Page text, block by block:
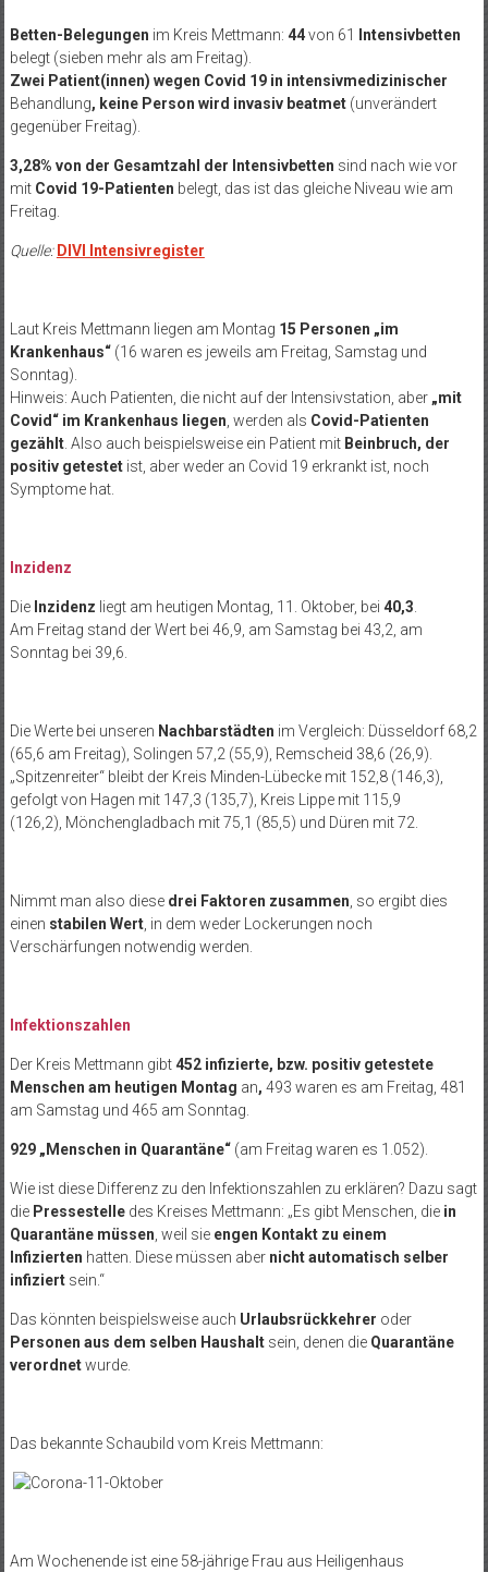
Betten-Belegungen im Kreis Mettmann: 44von 61 Intensivbetten
belegt (sieben mehr als am Freitag).
Zwei Patient(innen) wegen Covid 19 in intensivmedizinischer
Behandlung, keine Person wird invasiv beatmet(unverändert
gegenüber Freitag).
3,28% von der Gesamtzahl der Intensivbetten sind nach wie vor
mitCovid 19-Patienten belegt, das ist das gleiche Niveau wie am
Freitag.
Quelle: DIVI Intensivregister
Laut Kreis Mettmann liegen am Montag 15 Personen „im
Krankenhaus“ (16 waren es jeweils am Freitag, Samstag und
Sonntag).
Hinweis: Auch Patienten, die nicht auf der Intensivstation, aber „mit
Covid“ im Krankenhaus liegen , werden als Covid-Patienten
gezählt. Also auch beispielsweise ein Patient mit Beinbruch, der
positiv getestetist, aber weder an Covid 19 erkrankt ist, noch
Symptome hat.
Inzidenz
Die Inzidenz liegt am heutigen Montag, 11. Oktober, bei 40,3
Am Freitag stand der Wert bei 46,9, am Samstag bei 43,2, am
Sonntag bei 39,6.
Die Werte bei unseren Nachbarstädten im Vergleich: Düsseldorf 68,2
(65,6 am Freitag), Solingen 57,2 (55,9), Remscheid 38,6 (26,9).
„Spitzenreiter“ bleibt der Kreis Minden-Lübecke mit 152,8 (146,3),
gefolgt von Hagen mit 147,3 (135,7), Kreis Lippe mit 115,9
(126,2), Mönchengladbach mit 75,1 (85,5) und Düren mit 72.
Nimmt man also diese drei Faktoren zusammen , so ergibt dies
einen stabilen Wert, in dem weder Lockerungen noch
Verschärfungen notwendig werden.
Infektionszahlen
Der Kreis Mettmann gibt452 infizierte, bzw. positiv getestete
Menschen am heutigen Montag an, 493 waren es am Freitag, 481
am Samstag und 465 am Sonntag.
929 „Menschen in Quarantäne“ (am Freitag waren es 1.052).
Wie ist diese Differenz zu den Infektionszahlen zu erklären? Dazu sagt
die Pressestelledes Kreises Mettmann: „Es gibt Menschen, die in
Quarantäne müssen , weil sie engen Kontakt zu einem
Infizierten hatten. Diese müssen aber nicht automatisch selber
infiziertsein.“
Das könnten beispielsweise auch Urlaubsrückkehrer oder
Personen aus dem selben Haushaltsein, denen die Quarantäne
verordnetwurde.
Das bekannte Schaubild vom Kreis Mettmann:
Am Wochenende ist eine 58-jährige Frau aus Heiligenhaus